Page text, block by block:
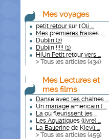
Mes voyages
petit retour sur l'Oli ...
Mes premières fraises. ...
Dublin (2)
Dublin !!!!! (1)
HiUn Petit retour vers ...
> Tous les articles (434)
Mes Lectures et
mes films
Danse avec tes chaînes ...
Un mariage américain ( ...
La où fleurissent les ...
Les Aquatiques (livre) ...
La Ballerine de Kiev(l ...
> Tous les articles (459)